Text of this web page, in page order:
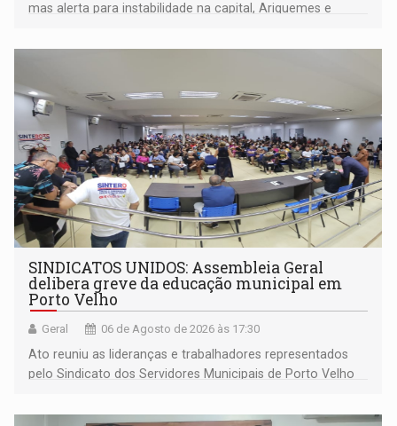
mas alerta para instabilidade na capital, Ariquemes e
SINDICATOS UNIDOS: Assembleia Geral
delibera greve da educação municipal em
Porto Velho
Geral 06 de Agosto de 2026 às 17:30
Ato reuniu as lideranças e trabalhadores representados
pelo Sindicato dos Servidores Municipais de Porto Velho